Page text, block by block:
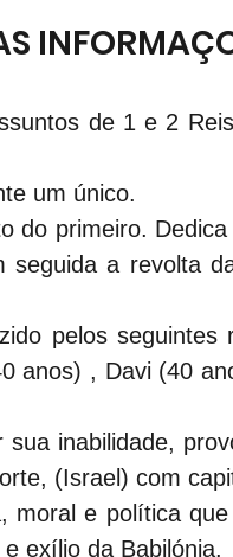
de 1 e 2
um único.
do primeiro.
a revolta
pelos seguintes
anos) , Davi (40
inabilidade,
(Israel) com
moral e política
exílio da Babilónia.